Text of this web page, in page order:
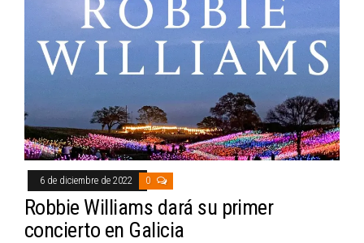
6 de diciembre de 2022 0
Robbie Williams dará su primer
concierto en Galicia